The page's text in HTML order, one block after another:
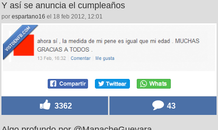
Y así se anuncia el cumpleaños
por espartano16 el 18 feb 2012, 12:01
3362 43